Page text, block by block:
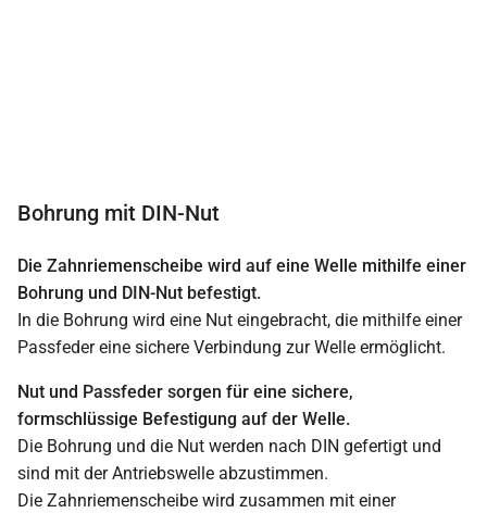
Bohrung mit DIN-Nut
Die Zahnriemenscheibe wird auf eine Welle mithilfe einer
Bohrung und DIN-Nut befestigt.
In die Bohrung wird eine Nut eingebracht, die mithilfe einer
Passfeder eine sichere Verbindung zur Welle ermöglicht.
Nut und Passfeder sorgen für eine sichere,
formschlüssige Befestigung auf der Welle.
Die Bohrung und die Nut werden nach DIN gefertigt und
sind mit der Antriebswelle abzustimmen.
Die Zahnriemenscheibe wird zusammen mit einer